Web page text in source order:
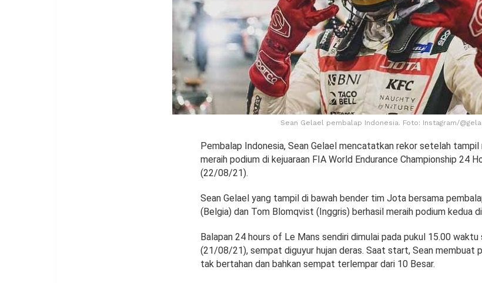
Sean Gelael pembalap Indonesia. Foto: Instagram/
Pembalap Indonesia, Sean Gelael mencatatkan rekor setelah tampil
meraih podium di kejuaraan FIA World Endurance Championship 24
(22/08/21).
Sean Gelael yang tampil di bawah bender tim Jota bersama
(Belgia) dan Tom Blomqvist (Inggris) berhasil meraih podium kedua
Balapan 24 hours of Le Mans sendiri dimulai pada pukul 15.00
(21/08/21), sempat diguyur hujan deras. Saat start, Sean membuat
tak bertahan dan bahkan sempat terlempar dari 10 Besar.